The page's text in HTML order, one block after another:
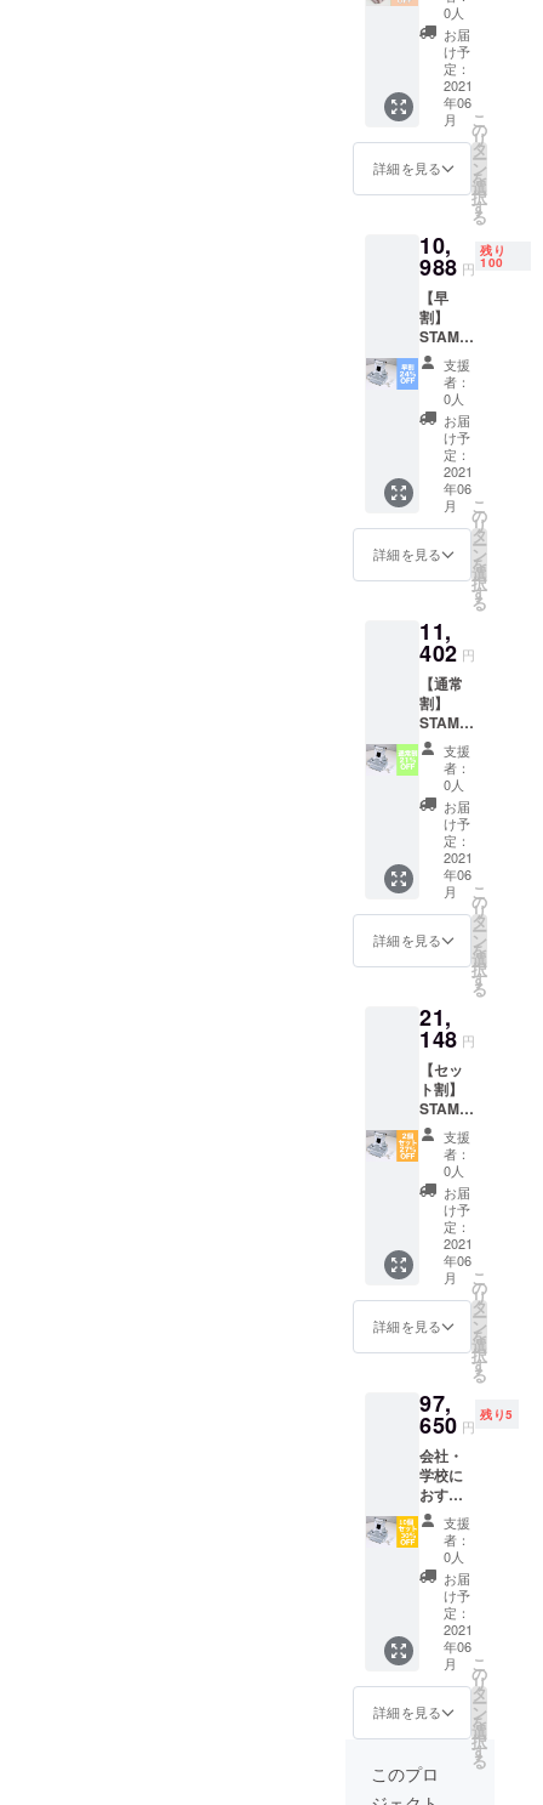
送料抜)
を予定
してお
りま
す。 ※
デザイ
ン・仕
様は変
更にな
す。予
めご了
承くだ
さい。
ターン
品は
シャン
パン
ゴール
ドとな
りま
す。 ※
価格に
料500円
が含ま
れてい
ます。
※一般販
売価格
は
13,800
円(税込/
送料抜)
を予定
してお
りま
す。 ※
デザイ
ン・仕
様は変
ざいま
す。予
めご了
承くだ
さい。
ンパン
ゴール
ド）
【27％
OFF】
（限定
15個）
【同梱
物】 ・
STAMO
本体×1
ケーブ
ル×1
・取扱
説明書
×1 【カ
ラー】
こちら
のリ
ターン
品は
シャン
パン
ゴール
ドとな
りま
す。 ※
価格に
料500円
が含ま
れてい
ます。
※一般販
売価格
は
13,800
円(税込/
送料抜)
を予定
してお
りま
す。 ※
デザイ
ン・仕
様は変
ざいま
す。予
めご了
承くだ
さい。
0人
お届
け予
定：
2021
年06
月
詳細を見る
こ
の
リ
タ
ー
ン
を
選
択
す
る
10,
988 円
残り
100
【早
割】
STAMO
（シャ
イニー
シル
バー）1
【24％
OFF】
（限定
100個）
【同梱
物】 ・
STAMO
本体×1
ケーブ
ル×1
・取扱
説明書
×1 【カ
ラー】
こちら
のリ
ターン
品は
シャイ
ニーシ
ルバー
となり
ます。
※価格に
は消費
料500円
が含ま
れてい
ます。
※一般販
売価格
は
13,800
円(税込/
送料抜)
を予定
してお
りま
す。 ※
デザイ
ン・仕
様は変
更にな
す。予
めご了
承くだ
さい。
支援
者：
0人
お届
け予
定：
2021
年06
月
詳細を見る
こ
の
リ
タ
ー
ン
を
選
択
す
る
11,
402 円
【通常
割】
STAMO
（シャ
イニー
シル
バー）1
【21％
OFF】
【同梱
物】 ・
STAMO
本体×1
・USB
ケーブ
・取扱
説明書
×1 【カ
ラー】
こちら
のリ
ターン
品は
シャイ
ニーシ
ルバー
となり
ます。
※価格に
は消費
税10%
及び送
料500円
ます。
※一般販
売価格
は
13,800
円(税込/
送料抜)
を予定
してお
りま
す。 ※
デザイ
ン・仕
様は変
更にな
る可能
性もご
めご了
支援
者：
0人
お届
け予
定：
2021
年06
月
詳細を見る
こ
の
リ
タ
ー
ン
を
選
択
す
る
21,
148 円
【セッ
ト割】
STAMO
（シャ
イニー
シル
バー）2
個セッ
【27％
OFF】
（限定
20セッ
ト）
【同梱
物】 ・
本体×2
・USB
ケーブ
ル×2
・取扱
説明書
×2 【カ
ラー】
こちら
のリ
ターン
品は
シャイ
ニーシ
ルバー
×2つと
なりま
は消費
税10%
支援
者：
0人
お届
け予
定：
2021
年06
月
詳細を見る
こ
の
リ
タ
ー
ン
を
選
択
す
る
97,
650 円
残り5
会社・
学校に
おすす
め！
【セッ
ト割】
STAMO
(シャイ
ニーシ
バー)10
個セッ
ト
【30％
引き】
（限定5
セッ
ト）
支援
者：
0人
お届
け予
定：
2021
年06
月
詳細を見る
こ
の
リ
タ
ー
ン
を
選
択
す
る
このプロ